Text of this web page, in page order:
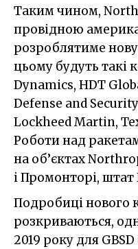
Таким чином,
провідною
розроблятиме
цьому будуть такі
Dynamics, HDT
Defense and
Lockheed Martin,
Роботи над
на об’єктах
і Промонторі,
Подробиці нового
розкриваються,
2019 року для